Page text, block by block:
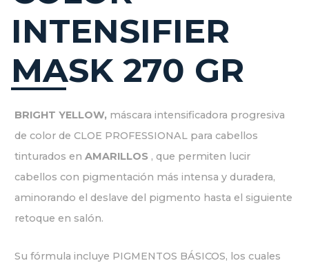
INTENSIFIER
MASK 270 GR
BRIGHT YELLOW, máscara intensificadora progresiva
de color de CLOE PROFESSIONAL para cabellos
tinturados en AMARILLOS , que permiten lucir
cabellos con pigmentación más intensa y duradera,
aminorando el deslave del pigmento hasta el siguiente
retoque en salón.
Su fórmula incluye PIGMENTOS BÁSICOS, los cuales